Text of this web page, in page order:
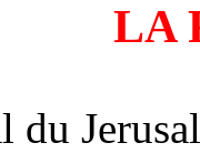
LA
du